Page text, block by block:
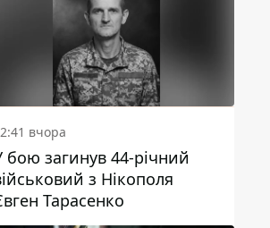
вчора
бою загинув 44-річний
з Нікополя
Тарасенко